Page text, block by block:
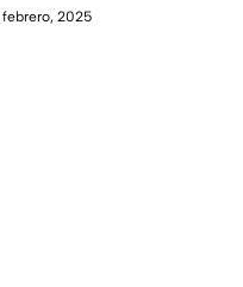
su pasión por la lucha
febrero, 2025